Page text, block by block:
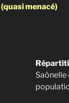
(quasi menacé)
Saônelle